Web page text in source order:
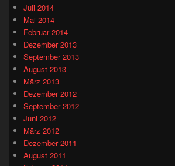
Juli 2014
Mai 2014
Februar 2014
Dezember 2013
September 2013
August 2013
März 2013
Dezember 2012
September 2012
Juni 2012
März 2012
Dezember 2011
August 2011